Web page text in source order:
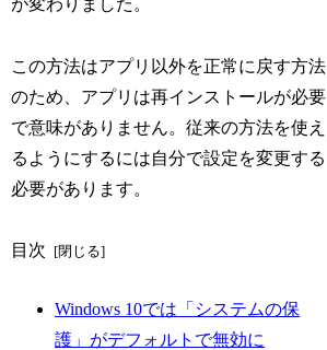
この方法はアプリ以外を正常に戻す方法
のため、アプリは再インストールが必要
で意味がありません。従来の方法を使え
るようにするには自分で設定を変更する
必要があります。
目次
Windows 10では「システムの保
護」がデフォルトで無効に